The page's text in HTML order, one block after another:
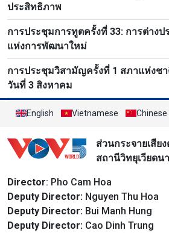
ประสิทธิภาพ
การประชุมการทูตครั้งที่ 33: การต่างป
แห่งการพัฒนาใหม่
การประชุมวิสามัญครั้งที่ 1 สภาแห่งช
วันที่ 3 สิงหาคม
English Vietnamese Chinese
ส่วนกระจายเสีย
สถานีวิทยุเวียดน
Director: Pho Cam Hoa
Deputy Director: Nguyen Thu Hoa
Deputy Director: Bui Manh Hung
Deputy Director: Cao Dinh Trung